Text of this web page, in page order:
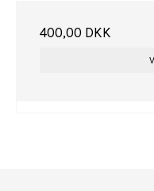
400,00 DKK